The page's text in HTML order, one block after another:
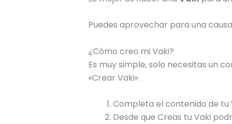
Puedes aprovechar para una
¿Cómo creo mi Vaki?
Es muy simple, solo necesitas un
«Crear Vaki».
Completa el contenido de tu
Desde que Creas tu Vaki